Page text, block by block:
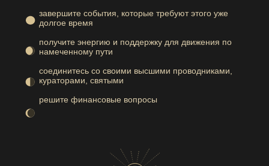
завершите события, которые требуют этого уже
долгое время
получите энергию и поддержку для движения по
намеченному пути
соединитесь со своими высшими проводниками,
кураторами, святыми
решите финансовые вопросы